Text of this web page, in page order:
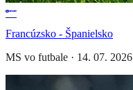
Francúzsko - Španielsko
MS vo futbale · 14. 07. 2026